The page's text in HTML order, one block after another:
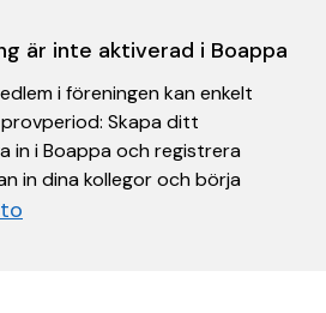
är inte aktiverad i Boappa
i föreningen kan enkelt
Skapa ditt
in i Boappa och registrera
in dina kollegor och börja